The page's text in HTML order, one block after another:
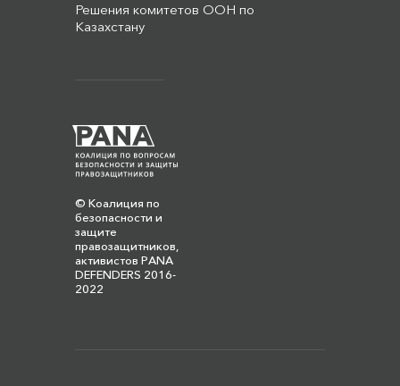
© Коалиция по
безопасности и
защите
правозащитников,
активистов PANA
DEFENDERS 2016-
2022
Решения комитетов ООН по
Казахстану